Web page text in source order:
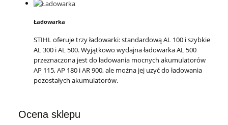
Ładowarka
STIHL oferuje trzy ładowarki: standardową AL 100 i szybkie
AL 300 i AL 500. Wyjątkowo wydajna ładowarka AL 500
przeznaczona jest do ładowania mocnych akumulatorów
AP 115, AP 180 i AR 900, ale można jej uzyć do ładowania
pozostałych akumulatorów.
Ocena sklepu